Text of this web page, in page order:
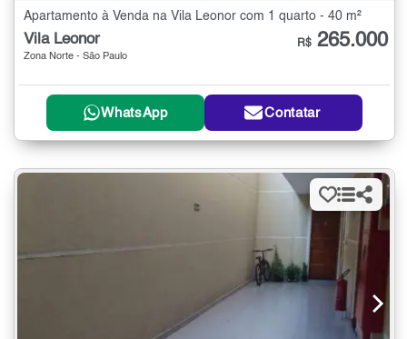
Apartamento à Venda na Vila Leonor com 1 quarto - 40 m²
Vila Leonor
Zona Norte - São Paulo
R$ 265.000
WhatsApp Contatar